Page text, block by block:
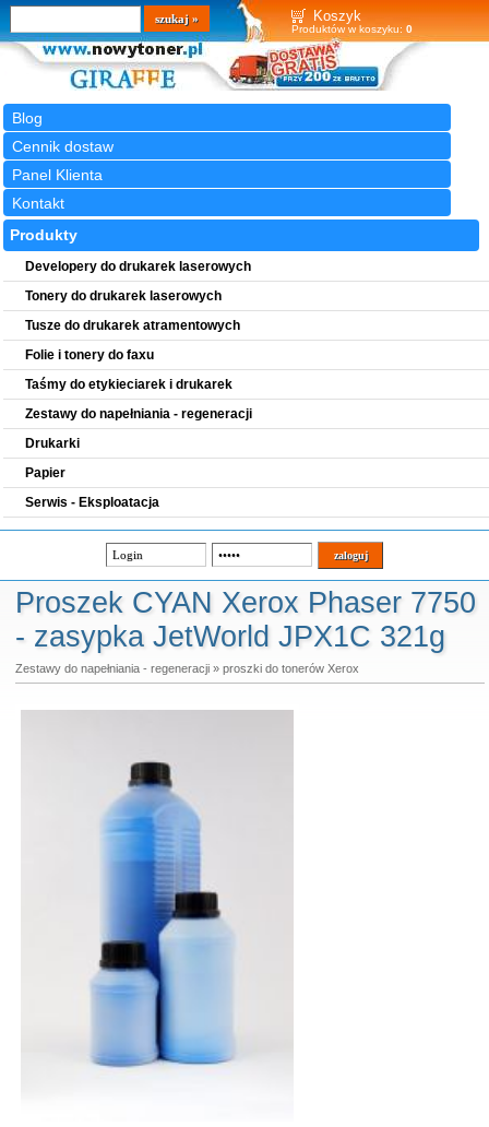
Koszyk
Produktów w koszyku: 0
Blog
Cennik dostaw
Panel Klienta
Kontakt
Wyszukiwarka
szukaj
Produkty
Developery do drukarek laserowych
Tonery do drukarek laserowych
Tusze do drukarek atramentowych
Folie i tonery do faxu
Taśmy do etykieciarek i drukarek
Zestawy do napełniania - regeneracji
Drukarki
Papier
Serwis - Eksploatacja
Proszek CYAN Xerox Phaser 7750
- zasypka JetWorld JPX1C 321g
Zestawy do napełniania - regeneracji» proszki do tonerów Xerox